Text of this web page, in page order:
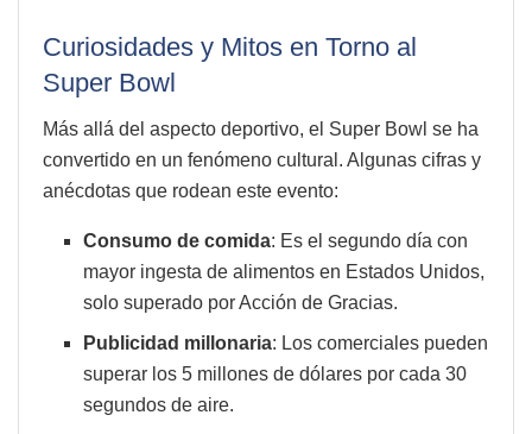
Curiosidades y Mitos en Torno al
Super Bowl
Más allá del aspecto deportivo, el Super Bowl se ha
convertido en un fenómeno cultural. Algunas cifras y
anécdotas que rodean este evento:
Consumo de comida: Es el segundo día con
mayor ingesta de alimentos en Estados Unidos,
solo superado por Acción de Gracias.
Publicidad millonaria: Los comerciales pueden
superar los 5 millones de dólares por cada 30
segundos de aire.